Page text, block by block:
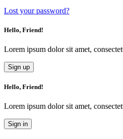
Lost your password?
Hello, Friend!
Lorem ipsum dolor sit amet,
Sign up
Hello, Friend!
Lorem ipsum dolor sit amet,
Sign in